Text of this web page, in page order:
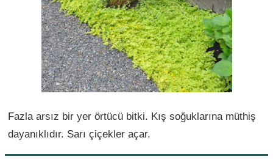
Fazla arsız bir yer örtücü bitki. Kış soğuklarına müthiş
dayanıklıdır. Sarı çiçekler açar.